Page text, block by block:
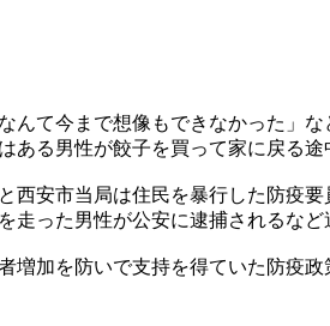
んて今まで想像もできなかった」
る男性が餃子を買って家に戻る
安市当局は住民を暴行した防疫
った男性が公安に逮捕されるな
増加を防いで支持を得ていた防疫